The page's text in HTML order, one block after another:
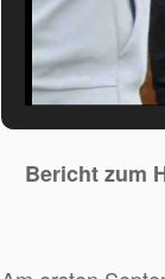
Bericht zum